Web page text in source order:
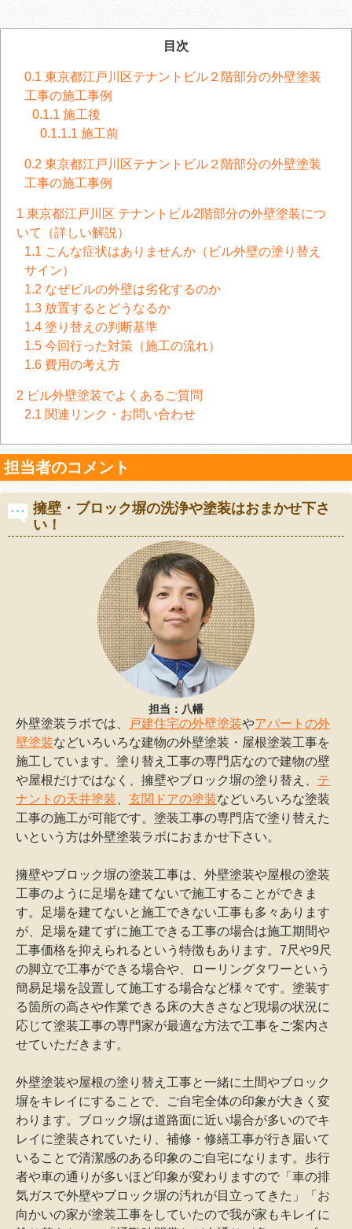
目次
0.1 東京都江戸川区テナントビル２階部分の外壁塗装
工事の施工事例
0.1.1 施工後
0.1.1.1 施工前
0.2 東京都江戸川区テナントビル２階部分の外壁塗装
工事の施工事例
1 東京都江戸川区 テナントビル2階部分の外壁塗装につ
いて（詳しい解説）
1.1 こんな症状はありませんか（ビル外壁の塗り替え
サイン）
1.2 なぜビルの外壁は劣化するのか
1.3 放置するとどうなるか
1.4 塗り替えの判断基準
1.5 今回行った対策（施工の流れ）
1.6 費用の考え方
2 ビル外壁塗装でよくあるご質問
2.1 関連リンク・お問い合わせ
担当者のコメント
擁壁・ブロック塀の洗浄や塗装はおまかせ下さ
い！
担当：八幡
外壁塗装ラボでは、 戸建住宅の外壁塗装やアパートの外
壁塗装などいろいろな建物の外壁塗装・屋根塗装工事を
施工しています。塗り替え工事の専門店なので建物の壁
や屋根だけではなく、擁壁やブロック塀の塗り替え、 テ
ナントの天井塗装
玄関ドアの塗装などいろいろな塗装
工事の施工が可能です。塗装工事の専門店で塗り替えた
いという方は外壁塗装ラボにおまかせ下さい。
擁壁やブロック塀の塗装工事は、外壁塗装や屋根の塗装
工事のように足場を建てないで施工することができま
す。足場を建てないと施工できない工事も多々あります
が、足場を建てずに施工できる工事の場合は施工期間や
工事価格を抑えられるという特徴もあります。7尺や9尺
の脚立で工事ができる場合や、ローリングタワーという
簡易足場を設置して施工する場合など様々です。塗装す
る箇所の高さや作業できる床の大きさなど現場の状況に
応じて塗装工事の専門家が最適な方法で工事をご案内さ
せていただきます。
外壁塗装や屋根の塗り替え工事と一緒に土間やブロック
塀をキレイにすることで、ご自宅全体の印象が大きく変
わります。ブロック塀は道路面に近い場合が多いのでキ
レイに塗装されていたり、補修・修繕工事が行き届いて
いることで清潔感のある印象のご自宅になります。歩行
者や車の通りが多いほど印象が変わりますので「車の排
気ガスで外壁やブロック塀の汚れが目立ってきた」「お
向かいの家が塗装工事をしていたので我が家もキレイに